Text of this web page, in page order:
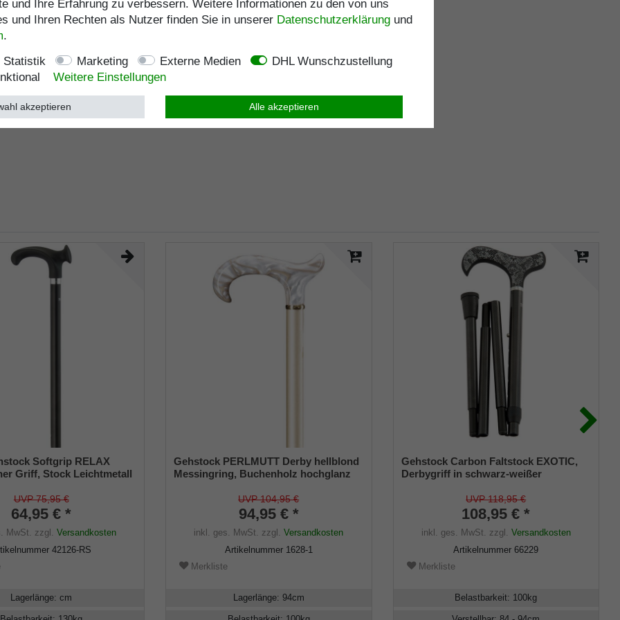
Softgrip RELAX
Griff, Stock Leichtmetall
130 Kg, inkl.
UVP 75,95 €
64,95 € *
MwSt. zzgl. Versandkosten
42126-RS
Lagerlänge:cm
Gehstock PERLMUTT Derby hellblond
Messingring, Buchenholz hochglanz
stabilem AcrylUVP 104,95 €
94,95 € *
inkl. ges. MwSt. zzgl.Versandkosten
Artikelnummer 1628-1
Merkliste
Lagerlänge: 94cm
Gehstock Carbon Faltstock EXOTIC,
Derbygriff in schwarz-weißer
stabilem Carbon, ca. 84-94 cm
verstellbar, faltbar
UVP 118,95 €
108,95 € *
inkl. ges. MwSt. zzgl. Versandkosten
Artikelnummer66229
Merkliste
Belastbarkeit: 100kg
und Ihre Erfahrung zu verbessern. Weitere Informationen zu den von uns
und Ihren Rechten als Nutzer finden Sie in unserer Daten­schutz­erklärungund
.
Statistik Marketing Externe Medien
DHL Wunschzustellung
Weitere Einstellungen
Alle akzeptieren
akzeptieren